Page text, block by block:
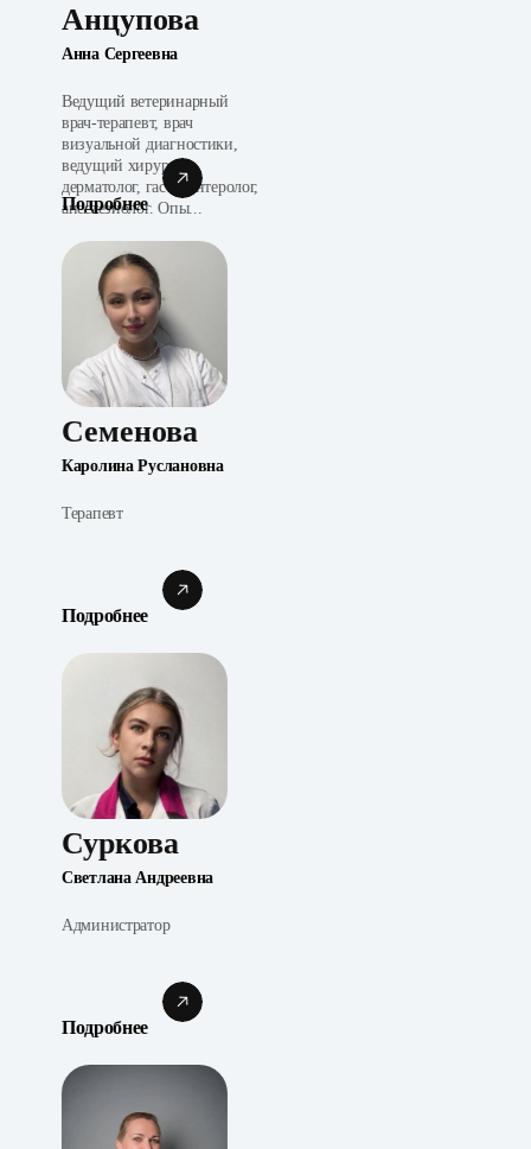
Анцупова
Анна Сергеевна
Ведущий ветеринарный
врач-терапевт, врач
визуальной диагностики,
ведущий хирург,
дерматолог, гастроэнтеролог,
анестезиолог. Опы...
Подробнее
Семенова
Каролина Руслановна
Терапевт
Подробнее
Суркова
Светлана Андреевна
Администратор
Подробнее